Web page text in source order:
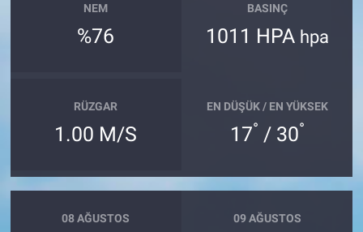
NEM
%76
BASINÇ
1011 HPA hpa
RÜZGAR
1.00 M/S
EN DÜŞÜK / EN YÜKSEK
17° / 30°
08 AĞUSTOS 09 AĞUSTOS